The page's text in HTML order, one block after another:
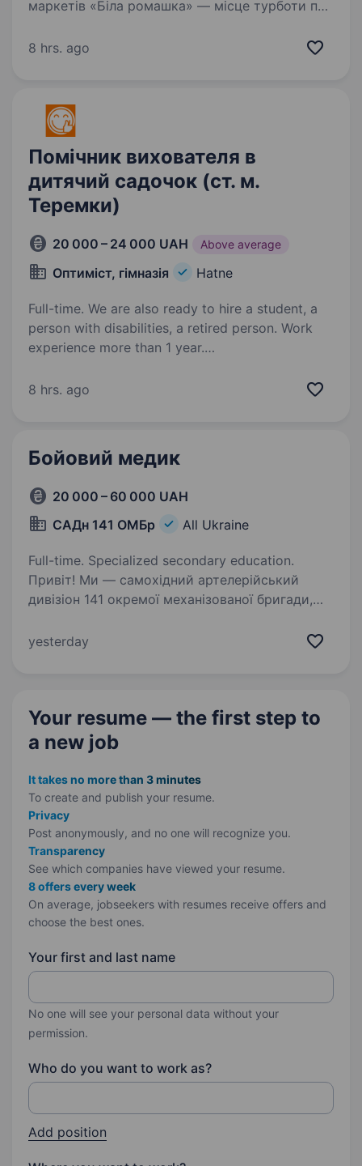
маркетів «Біла ромашка» — місце турботи про
чесність, відкритість і професіоналізм. Адже
8 hrs. ago
Помічник вихователя в
дитячий садочок (ст. м.
Теремки)
20 000 – 24 000 UAH Above average
Оптиміст, гімназія Hatne
Full-time. We are also ready to hire a student, a
person with disabilities, a retired person. Work
experience more than 1 year.
працевлаштування; стабільну заробітну плату;
8 hrs. ago
Бойовий медик
20 000 – 60 000 UAH
САДн 141 ОМБр
All Ukraine
Full-time. Specialized secondary education.
Привіт! Ми — самохідний артелерійський
дивізіон 141 окремої механізованої бригади,
бореться за мир і безпеку України. Наше
yesterday
Your resume — the first step to
a new job
It takes no more than 3 minutes
To create and publish your resume.
Privacy
Post anonymously, and no one will recognize you.
Transparency
See which companies have viewed your resume.
8 offers every week
On average, jobseekers with resumes receive offers and
choose the best ones.
Your first and last name
No one will see your personal data without your
permission.
Who do you want to work as?
Add position